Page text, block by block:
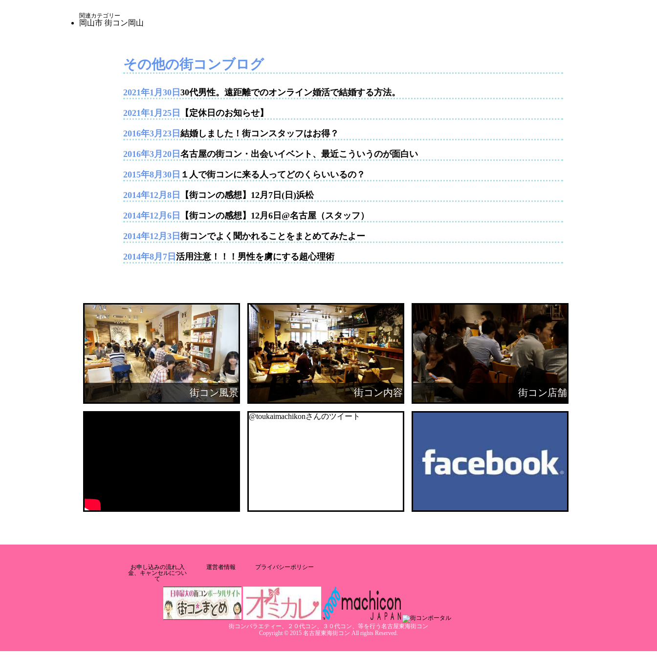
関連カテゴリー
岡山市 街コン岡山
その他の街コンブログ
2021年1月30日 30代男性。遠距離でのオンライン婚活で結婚する方法。
2021年1月25日 【定休日のお知らせ】
2016年3月23日 結婚しました！街コンスタッフはお得？
2016年3月20日 名古屋の街コン・出会いイベント、最近こういうのが面白い
2015年8月30日 １人で街コンに来る人ってどのくらいいるの？
2014年12月8日 【街コンの感想】12月7日(日)浜松
2014年12月6日 【街コンの感想】12月6日@名古屋（スタッフ）
2014年12月3日 街コンでよく聞かれることをまとめてみたよー
2014年8月7日 活用注意！！！男性を虜にする超心理術
街コン風景 街コン内容 街コン店舗
@toukaimachikonさんのツイート
お申し込みの流れ,入
金、キャンセルについ
て
運営者情報 プライバシーポリシー
街コンバラエティー、２０代コン、３０代コン、等を行う名古屋東海街コン
Copyright © 2015 名古屋東海街コン All rights Reserved.